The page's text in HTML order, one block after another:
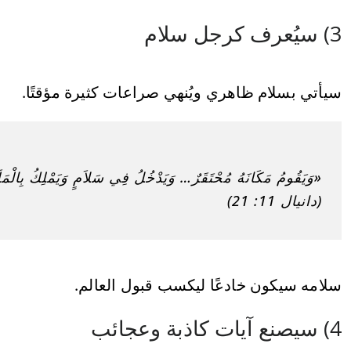
3) سيُعرف كرجل سلام
سيأتي بسلام ظاهري ويُنهي صراعات كثيرة مؤقتًا.
«وَيَقُومُ مَكَانَهُ مُحْتَقَرٌ… وَيَدْخُلُ فِي سَلاَمٍ وَيَمْلِكُ
(دانيال 11: 21)
سلامه سيكون خادعًا ليكسب قبول العالم.
4) سيصنع آيات كاذبة وعجائب